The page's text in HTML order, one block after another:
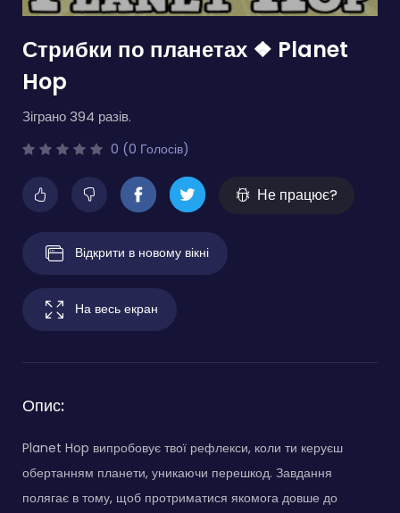
Стрибки по планетах ❖ Planet
Hop
Зіграно 394 разів.
0 (0 Голосів)
Не працює?
Відкрити в новому вікні
На весь екран
Опис:
Planet Hop випробовує твої рефлекси, коли ти керуєш
обертанням планети, уникаючи перешкод. Завдання
полягає в тому, щоб протриматися якомога довше до